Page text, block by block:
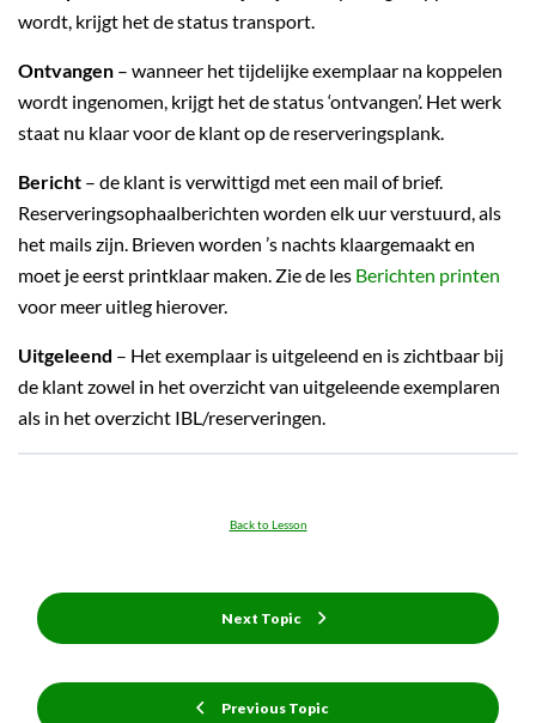
wordt, krijgt het de status transport.
Ontvangen – wanneer het tijdelijke exemplaar na koppelen
wordt ingenomen, krijgt het de status ‘ontvangen’. Het werk
staat nu klaar voor de klant op de reserveringsplank.
Bericht – de klant is verwittigd met een mail of brief.
Reserveringsophaalberichten worden elk uur verstuurd, als
het mails zijn. Brieven worden ’s nachts klaargemaakt en
moet je eerst printklaar maken. Zie de les Berichten printen
voor meer uitleg hierover.
Uitgeleend – Het exemplaar is uitgeleend en is zichtbaar bij
de klant zowel in het overzicht van uitgeleende exemplaren
als in het overzicht IBL/reserveringen.
Previous Topic
Back to Lesson
Next Topic